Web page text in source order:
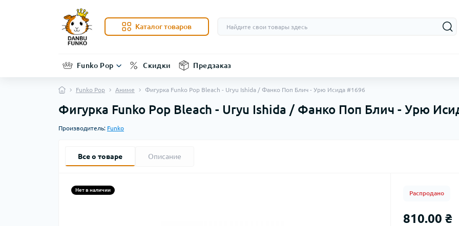
Каталог товаров
Funko Pop Скидки Предзаказ
Funko Pop Аниме Фигурка Funko Pop Bleach - Uryu Ishida / Фанко Поп Блич - Урю Исида #1696
Фигурка Funko Pop Bleach - Uryu Ishida / Фанко Поп Блич - Урю
Производитель: Funko
Все о товаре Описание
Нет в наличии Распродано
810.00 ₴